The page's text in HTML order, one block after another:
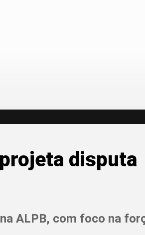
disputa
ALPB, com foco na